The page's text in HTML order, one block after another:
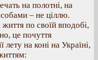
на полотні, на
– не ціллю.
по своїй вподобі,
це почуття
лету на коні на Україні,